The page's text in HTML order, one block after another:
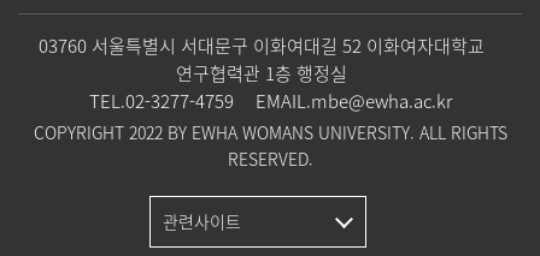
03760 서울특별시 서대문구 이화여대길 52 이화여자대학교
연구협력관 1층 행정실
TEL.02-3277-4759 EMAIL.mbe@ewha.ac.kr
COPYRIGHT 2022 BY EWHA WOMANS UNIVERSITY. ALL RIGHTS
RESERVED.
관련사이트